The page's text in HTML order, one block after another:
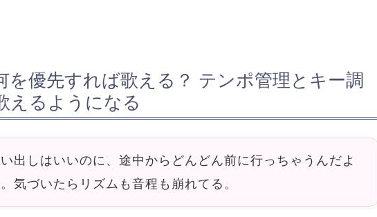
を優先すれば歌える？ テンポ管理とキー調
えるようになる
出しはいいのに、途中からどんどん前に行っちゃうんだよ
気づいたらリズムも音程も崩れてる。